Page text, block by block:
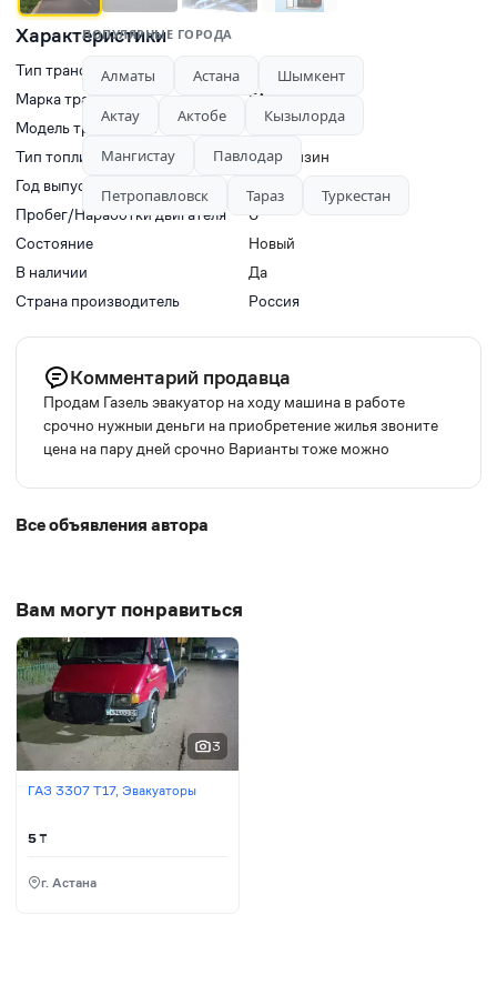
Характеристики
Тип транспорта
Эвакуаторы
Марка транспорта
ГАЗ
Модель транспорта
ГАЗ 3302 Т17
Тип топлива
Газ-Бензин
Год выпуска
Пробег/Наработки двигателя
0
Состояние
Новый
В наличии
Да
Страна производитель
Россия
Комментарий продавца
Продам Газель эвакуатор на ходу машина в работе
срочно нужныи деньги на приобретение жилья звоните
цена на пару дней срочно Варианты тоже можно
Все объявления автора
Вам могут понравиться
3
ГАЗ 3307 Т17, Эвакуаторы
5₸
г. Астана
ПОПУЛЯРНЫЕ ГОРОДА
Алматы Астана
Шымкент
Актау
Актобе
Кызылорда
Мангистау
Павлодар
Петропавловск
Тараз Туркестан